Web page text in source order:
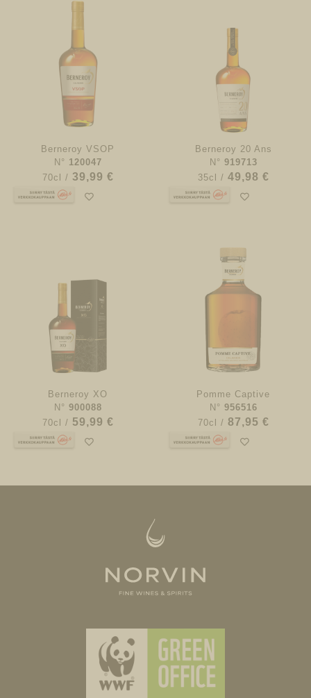
Berneroy VSOP
N° 120047
70cl / 39,99 €
Berneroy 20 Ans
N° 919713
35cl / 49,98 €
Berneroy XO
N° 900088
70cl / 59,99 €
Pomme Captive
N° 956516
70cl / 87,95 €